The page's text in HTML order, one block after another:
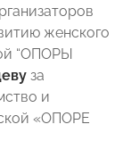
женского
“ОПОРЫ
за
и
«ОПОРЕ